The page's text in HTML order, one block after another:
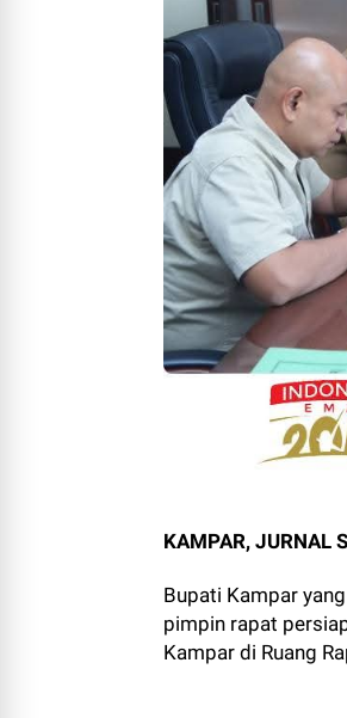
KAMPAR, JURNAL
Bupati Kampar
pimpin rapat
Kampar di Ruang